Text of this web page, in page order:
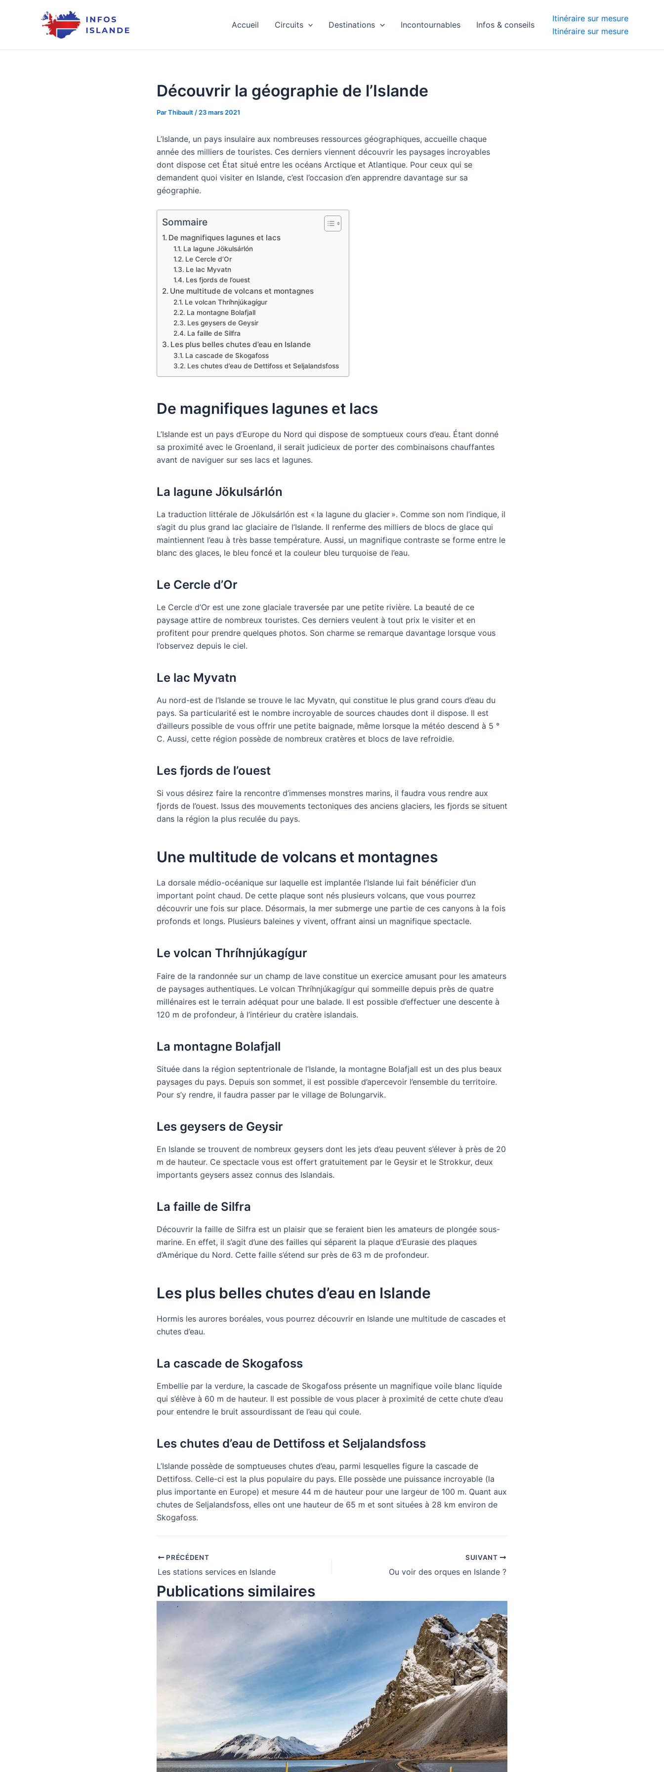
Accueil Circuits Destinations Incontournables Infos & conseils
Itinéraire sur mesure
Itinéraire sur mesure
Découvrir la géographie de l’Islande
ParThibault / 23 mars 2021
L’Islande, un pays insulaire aux nombreuses ressources géographiques, accueille chaque
année des milliers de touristes. Ces derniers viennent découvrir les paysages incroyables
dont dispose cet État situé entre les océans Arctique et Atlantique. Pour ceux qui se
demandent quoi visiter en Islande, c’est l’occasion d’en apprendre davantage sur sa
géographie.
Sommaire
De magnifiques lagunes et lacs
La lagune Jökulsárlón
Le Cercle d’Or
Le lac Myvatn
Les fjords de l’ouest
Une multitude de volcans et montagnes
Le volcan Thríhnjúkagígur
La montagne Bolafjall
Les geysers de Geysir
La faille de Silfra
Les plus belles chutes d’eau en Islande
La cascade de Skogafoss
Les chutes d’eau de Dettifoss et Seljalandsfoss
De magnifiques lagunes et lacs
L’Islande est un pays d’Europe du Nord qui dispose de somptueux cours d’eau. Étant donné
sa proximité avec le Groenland, il serait judicieux de porter des combinaisons chauffantes
avant de naviguer sur ses lacs et lagunes.
La lagune Jökulsárlón
La traduction littérale de Jökulsárlón est « la lagune du glacier ». Comme son nom l’indique, il
s’agit du plus grand lac glaciaire de l’Islande. Il renferme des milliers de blocs de glace qui
maintiennent l’eau à très basse température. Aussi, un magnifique contraste se forme entre le
blanc des glaces, le bleu foncé et la couleur bleu turquoise de l’eau.
Le Cercle d’Or
Le Cercle d’Or est une zone glaciale traversée par une petite rivière. La beauté de ce
paysage attire de nombreux touristes. Ces derniers veulent à tout prix le visiter et en
profitent pour prendre quelques photos. Son charme se remarque davantage lorsque vous
l’observez depuis le ciel.
Le lac Myvatn
Au nord-est de l’Islande se trouve le lac Myvatn, qui constitue le plus grand cours d’eau du
pays. Sa particularité est le nombre incroyable de sources chaudes dont il dispose. Il est
d’ailleurs possible de vous offrir une petite baignade, même lorsque la météo descend à 5 °
C. Aussi, cette région possède de nombreux cratères et blocs de lave refroidie.
Les fjords de l’ouest
Si vous désirez faire la rencontre d’immenses monstres marins, il faudra vous rendre aux
fjords de l’ouest. Issus des mouvements tectoniques des anciens glaciers, les fjords se situent
dans la région la plus reculée du pays.
Une multitude de volcans et montagnes
La dorsale médio-océanique sur laquelle est implantée l’Islande lui fait bénéficier d’un
important point chaud. De cette plaque sont nés plusieurs volcans, que vous pourrez
découvrir une fois sur place. Désormais, la mer submerge une partie de ces canyons à la fois
profonds et longs. Plusieurs baleines y vivent, offrant ainsi un magnifique spectacle.
Le volcan Thríhnjúkagígur
Faire de la randonnée sur un champ de lave constitue un exercice amusant pour les amateurs
de paysages authentiques. Le volcan Thríhnjúkagígur qui sommeille depuis près de quatre
millénaires est le terrain adéquat pour une balade. Il est possible d’effectuer une descente à
120 m de profondeur, à l’intérieur du cratère islandais.
La montagne Bolafjall
Située dans la région septentrionale de l’Islande, la montagne Bolafjall est un des plus beaux
paysages du pays. Depuis son sommet, il est possible d’apercevoir l’ensemble du territoire.
Pour s’y rendre, il faudra passer par le village de Bolungarvik.
Les geysers de Geysir
En Islande se trouvent de nombreux geysers dont les jets d’eau peuvent s’élever à près de 20
m de hauteur. Ce spectacle vous est offert gratuitement par le Geysir et le Strokkur, deux
importants geysers assez connus des Islandais.
La faille de Silfra
Découvrir la faille de Silfra est un plaisir que se feraient bien les amateurs de plongée sous-
marine. En effet, il s’agit d’une des failles qui séparent la plaque d’Eurasie des plaques
d’Amérique du Nord. Cette faille s’étend sur près de 63 m de profondeur.
Les plus belles chutes d’eau en Islande
Hormis les aurores boréales, vous pourrez découvrir en Islande une multitude de cascades et
chutes d’eau.
La cascade de Skogafoss
Embellie par la verdure, la cascade de Skogafoss présente un magnifique voile blanc liquide
qui s’élève à 60 m de hauteur. Il est possible de vous placer à proximité de cette chute d’eau
pour entendre le bruit assourdissant de l’eau qui coule.
Les chutes d’eau de Dettifoss et Seljalandsfoss
L’Islande possède de somptueuses chutes d’eau, parmi lesquelles figure la cascade de
Dettifoss. Celle-ci est la plus populaire du pays. Elle possède une puissance incroyable (la
plus importante en Europe) et mesure 44 m de hauteur pour une largeur de 100 m. Quant aux
chutes de Seljalandsfoss, elles ont une hauteur de 65 m et sont situées à 28 km environ de
Skogafoss.
PRÉCÉDENT
Les stations services en Islande
SUIVANT
Ou voir des orques en Islande ?
Publications similaires